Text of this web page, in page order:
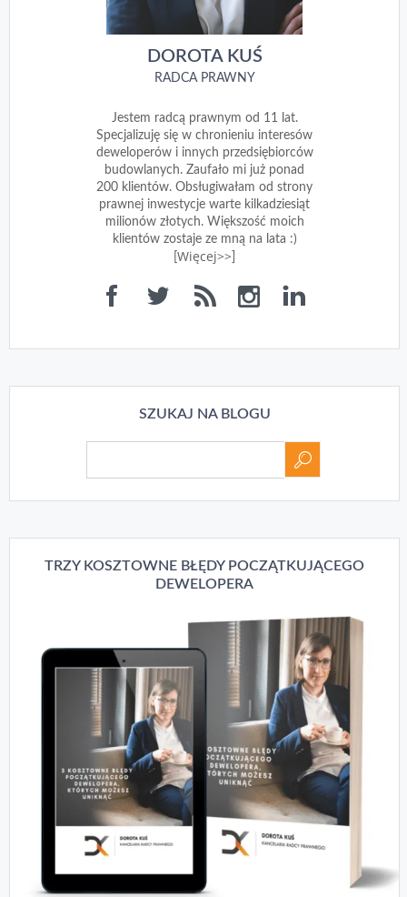
DOROTA KUŚ
RADCA PRAWNY
Jestem radcą prawnym od 11 lat.
Specjalizuję się w chronieniu interesów
deweloperów i innych przedsiębiorców
budowlanych. Zaufało mi już ponad
200 klientów. Obsługiwałam od strony
prawnej inwestycje warte kilkadziesiąt
milionów złotych. Większość moich
klientów zostaje ze mną na lata :)
Więcej>>
SZUKAJ NA BLOGU
TRZY KOSZTOWNE BŁĘDY POCZĄTKUJĄCEGO
DEWELOPERA